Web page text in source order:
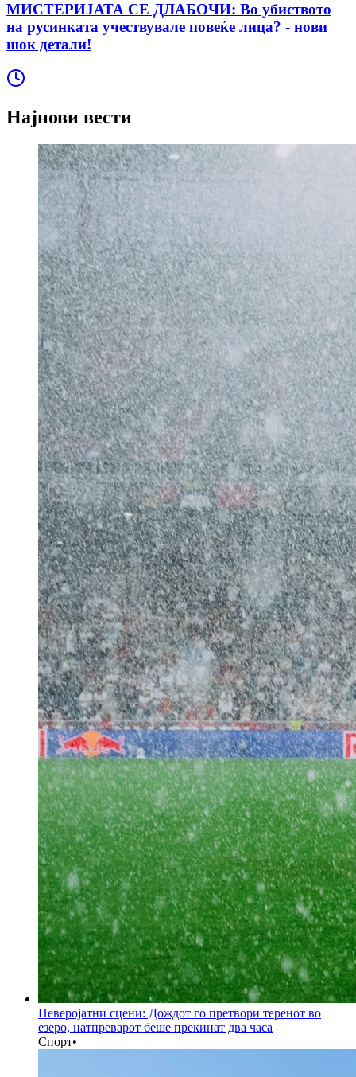
МИСТЕРИЈАТА СЕ ДЛАБОЧИ: Во убиството
на русинката учествувале повеќе лица? - нови
шок детали!
Најнови вести
Неверојатни сцени: Дождот го претвори теренот во
езеро, натпреварот беше прекинат два часа
Спорт•